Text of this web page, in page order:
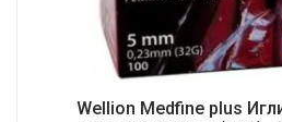
Wellion Medfine plus